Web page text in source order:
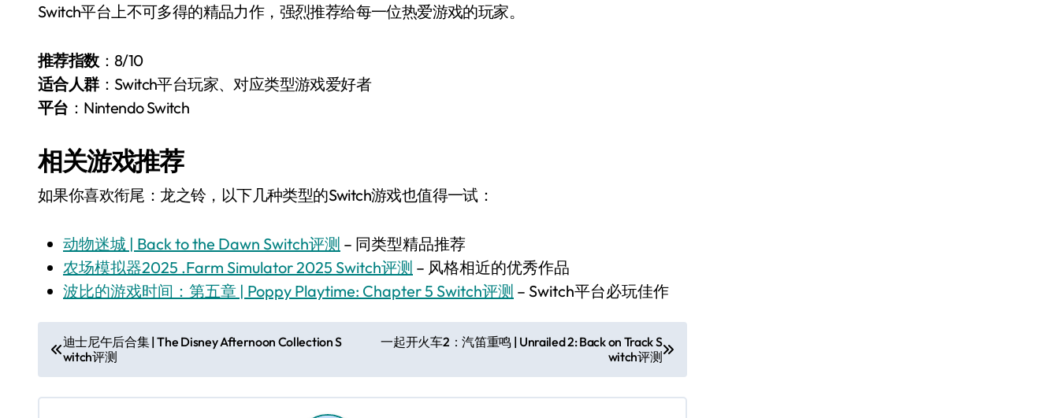
Switch平台上不可多得的精品力作，强烈推荐给每一位热爱游戏的玩家。
推荐指数：8/10
适合人群：Switch平台玩家、对应类型游戏爱好者
平台 ：Nintendo Switch
相关游戏推荐
如果你喜欢衔尾：龙之铃，以下几种类型的Switch游戏也值得一试：
动物迷城 | Back to the Dawn Switch评测 – 同类型精品推荐
农场模拟器2025 .Farm Simulator 2025 Switch评测 – 风格相近的优秀作品
波比的游戏时间：第五章 | Poppy Playtime: Chapter 5 Switch评测 – Switch平台必玩佳作
文
章
导
迪士尼午后合集 | The Disney Afternoon Collection S
witch评测
一起开火车2：汽笛重鸣 | Unrailed 2: Back on Track S
witch评测